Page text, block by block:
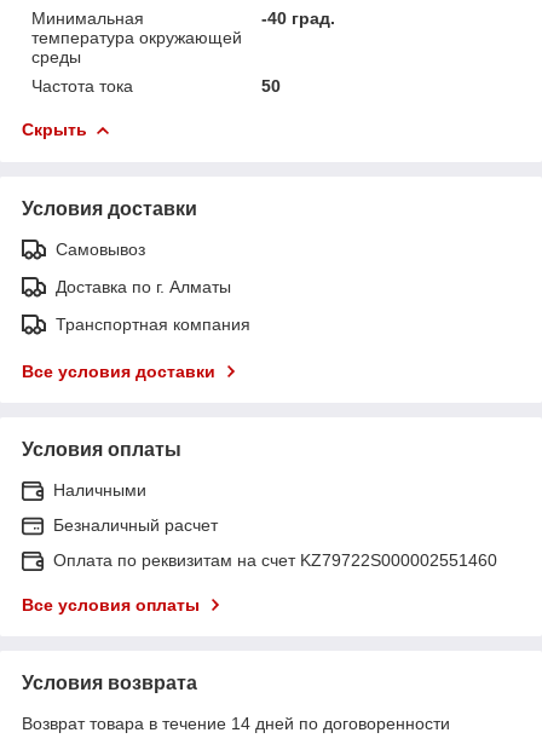
Минимальная
температура окружающей
среды
-40 град.
Частота тока 50
Скрыть
Условия доставки
Самовывоз
Доставка по г. Алматы
Транспортная компания
Все условия доставки
Условия оплаты
Наличными
Безналичный расчет
Оплата по реквизитам на счет KZ79722S000002551460
Все условия оплаты
Условия возврата
Возврат товара в течение 14 дней по договоренности